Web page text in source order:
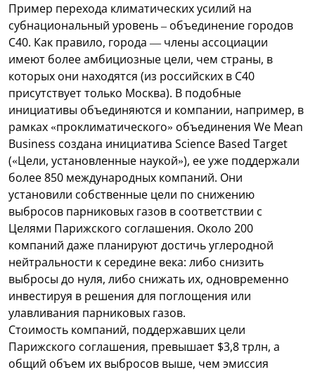
Пример перехода климатических усилий на
субнациональный уровень – объединение городов
C40. Как правило, города — члены ассоциации
имеют более амбициозные цели, чем страны, в
которых они находятся (из российских в C40
присутствует только Москва). В подобные
инициативы объединяются и компании, например, в
рамках «проклиматического» объединения We Mean
Business создана инициатива Science Based Target
(«Цели, установленные наукой»), ее уже поддержали
более 850 международных компаний. Они
установили собственные цели по снижению
выбросов парниковых газов в соответствии с
Целями Парижского соглашения. Около 200
компаний даже планируют достичь углеродной
нейтральности к середине века: либо снизить
выбросы до нуля, либо снижать их, одновременно
инвестируя в решения для поглощения или
улавливания парниковых газов.
Стоимость компаний, поддержавших цели
Парижского соглашения, превышает $3,8 трлн, а
общий объем их выбросов выше, чем эмиссия